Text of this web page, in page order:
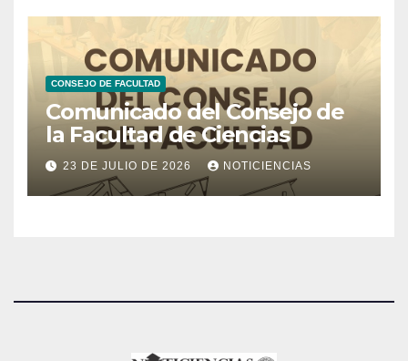
CONSEJO DE FACULTAD
Comunicado del Consejo de
la Facultad de Ciencias
23 DE JULIO DE 2026 NOTICIENCIAS